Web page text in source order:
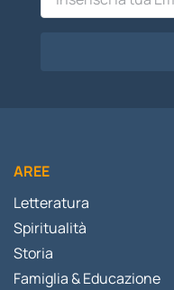
AREE
Letteratura
Spiritualità
Storia
Famiglia & Educazione